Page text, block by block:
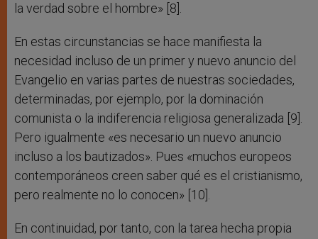
la verdad sobre el hombre» [8].
En estas circunstancias se hace manifiesta la
necesidad incluso de un primer y nuevo anuncio del
Evangelio en varias partes de nuestras sociedades,
determinadas, por ejemplo, por la dominación
comunista o la indiferencia religiosa generalizada [9].
Pero igualmente «es necesario un nuevo anuncio
incluso a los bautizados». Pues «muchos europeos
contemporáneos creen saber qué es el cristianismo,
pero realmente no lo conocen» [10].
En continuidad, por tanto, con la tarea hecha propia